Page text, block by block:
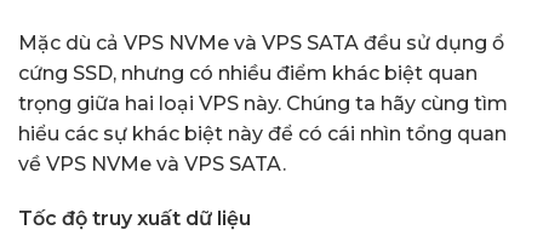
Mặc dù cả VPS NVMe và VPS SATA đều sử dụng ổ
cứng SSD, nhưng có nhiều điểm khác biệt quan
trọng giữa hai loại VPS này. Chúng ta hãy cùng tìm
hiểu các sự khác biệt này để có cái nhìn tổng quan
về VPS NVMe và VPS SATA.
Tốc độ truy xuất dữ liệu